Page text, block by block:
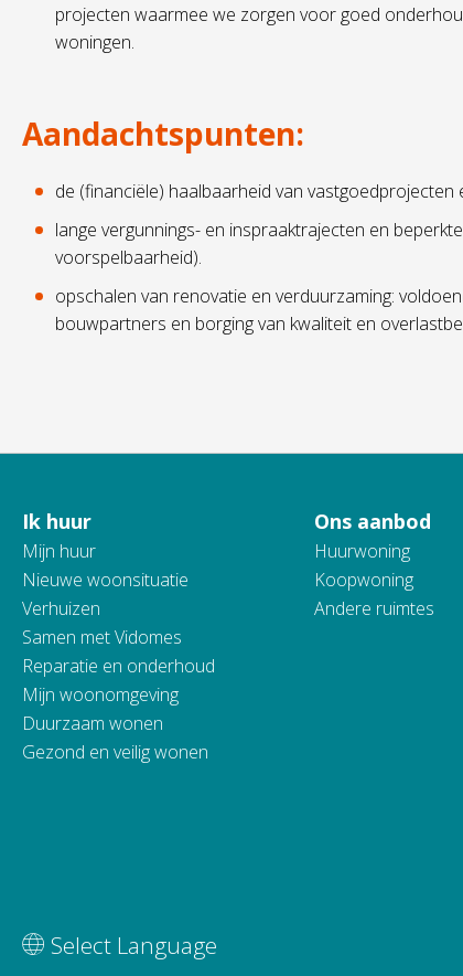
projecten waarmee we zorgen voor goed
woningen.
Aandachtspunten:
de (financiële) haalbaarheid van
lange vergunnings- en inspraaktrajecten en
voorspelbaarheid).
opschalen van renovatie en verduurzaming:
bouwpartners en borging van kwaliteit en
Contactinformatie
Ik huur
Mijn huur
Nieuwe woonsituatie
Verhuizen
Samen met Vidomes
Reparatie en onderhoud
Mijn woonomgeving
Duurzaam wonen
Gezond en veilig wonen
Ons aanbod
Huurwoning
Koopwoning
Andere ruimtes
Vertaal deze pagina
Select Language